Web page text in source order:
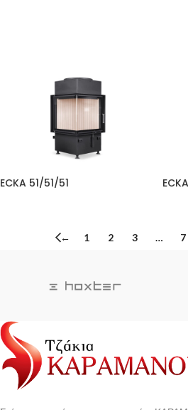
ECKA 51/51/51
← 1 2 3 … 7